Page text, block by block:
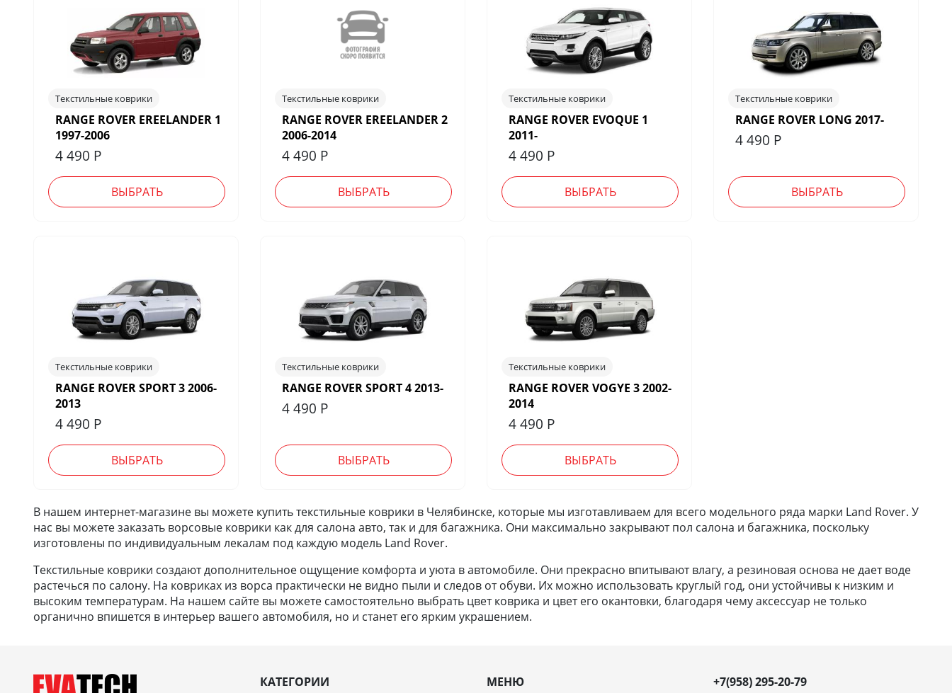
Текстильные коврики
RANGE ROVER EREELANDER 1
1997-2006
4 490 Р
ВЫБРАТЬ
Текстильные коврики
RANGE ROVER EREELANDER 2
2006-2014
4 490 Р
ВЫБРАТЬ
Текстильные коврики
RANGE ROVER EVOQUE 1
2011-
4 490 Р
ВЫБРАТЬ
Текстильные коврики
RANGE ROVER LONG 2017-
4 490 Р
ВЫБРАТЬ
Текстильные коврики
RANGE ROVER SPORT 3 2006-
2013
4 490 Р
ВЫБРАТЬ
Текстильные коврики
RANGE ROVER SPORT 4 2013-
4 490 Р
ВЫБРАТЬ
Текстильные коврики
RANGE ROVER VOGYE 3 2002-
2014
4 490 Р
ВЫБРАТЬ
В нашем интернет-магазине вы можете купить текстильные коврики в Челябинске, которые мы изготавливаем для всего модельного ряда марки Land Rover. У
нас вы можете заказать ворсовые коврики как для салона авто, так и для багажника. Они максимально закрывают пол салона и багажника, поскольку
изготовлены по индивидуальным лекалам под каждую модель Land Rover.
Текстильные коврики создают дополнительное ощущение комфорта и уюта в автомобиле. Они прекрасно впитывают влагу, а резиновая основа не дает воде
растечься по салону. На ковриках из ворса практически не видно пыли и следов от обуви. Их можно использовать круглый год, они устойчивы к низким и
высоким температурам. На нашем сайте вы можете самостоятельно выбрать цвет коврика и цвет его окантовки, благодаря чему аксессуар не только
органично впишется в интерьер вашего автомобиля, но и станет его ярким украшением.
КАТЕГОРИИ МЕНЮ +7(958) 295-20-79